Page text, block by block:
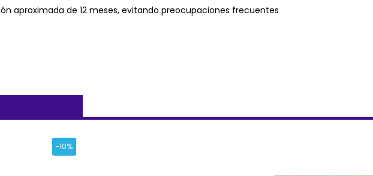
aproximada de 12 meses, evitando preocupaciones frecuentes
-10%